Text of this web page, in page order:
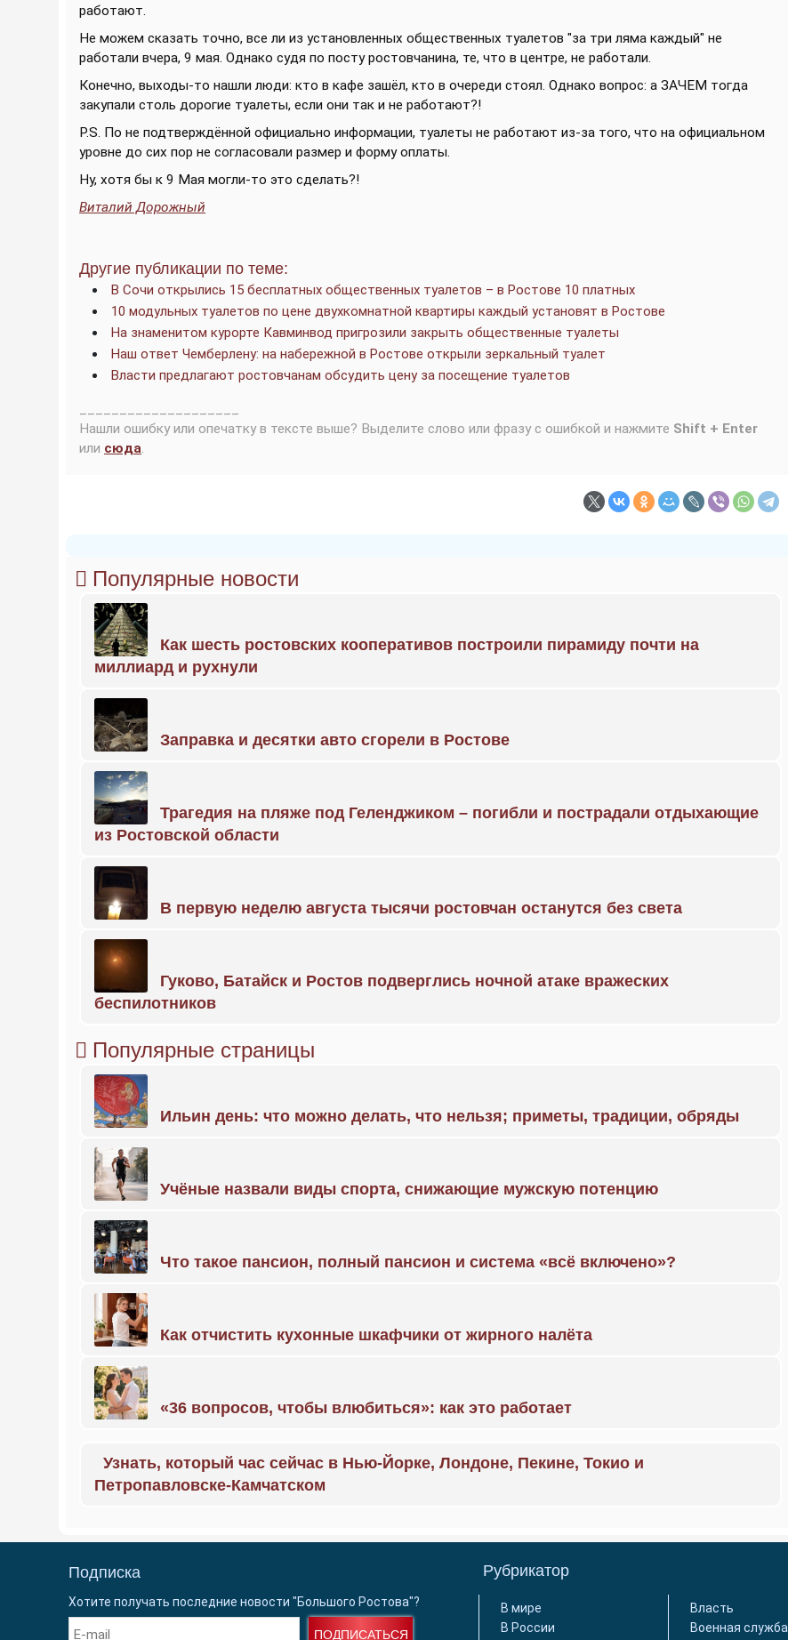
работают.
Не можем сказать точно, все ли из установленных общественных туалетов "за три ляма каждый" не
работали вчера, 9 мая. Однако судя по посту ростовчанина, те, что в центре, не работали.
Конечно, выходы-то нашли люди: кто в кафе зашёл, кто в очереди стоял. Однако вопрос: а ЗАЧЕМ тогда
закупали столь дорогие туалеты, если они так и не работают?!
P.S. По не подтверждённой официально информации, туалеты не работают из-за того, что на официальном
уровне до сих пор не согласовали размер и форму оплаты.
Ну, хотя бы к 9 Мая могли-то это сделать?!
Виталий Дорожный
Другие публикации по теме:
В Сочи открылись 15 бесплатных общественных туалетов – в Ростове 10 платных
10 модульных туалетов по цене двухкомнатной квартиры каждый установят в Ростове
На знаменитом курорте Кавминвод пригрозили закрыть общественные туалеты
Наш ответ Чемберлену: на набережной в Ростове открыли зеркальный туалет
Власти предлагают ростовчанам обсудить цену за посещение туалетов
Нашли ошибку или опечатку в тексте выше? Выделите слово или фразу с ошибкой и нажмите Shift + Enter
или сюда.
Популярные новости
Как шесть ростовских кооперативов построили пирамиду почти на
миллиард и рухнули
Заправка и десятки авто сгорели в Ростове
Трагедия на пляже под Геленджиком – погибли и пострадали отдыхающие
из Ростовской области
В первую неделю августа тысячи ростовчан останутся без света
Гуково, Батайск и Ростов подверглись ночной атаке вражеских
беспилотников
Популярные страницы
Ильин день: что можно делать, что нельзя; приметы, традиции, обряды
Учёные назвали виды спорта, снижающие мужскую потенцию
Что такое пансион, полный пансион и система «всё включено»?
Как отчистить кухонные шкафчики от жирного налёта
«36 вопросов, чтобы влюбиться»: как это работает
Узнать, который час сейчас в Нью-Йорке, Лондоне, Пекине, Токио и
Петропавловске-Камчатском
Подписка
Хотите получать последние новости "Большого Ростова"?
ПОДПИСАТЬСЯ
Рубрикатор
В мире
В России
Власть
Военная служба